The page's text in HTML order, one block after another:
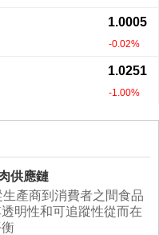
供應鏈
產商到消費者之間食品
明性和可追蹤性從而在